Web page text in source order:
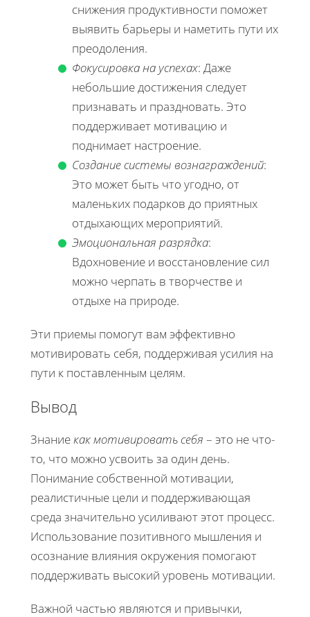
снижения продуктивности поможет
выявить барьеры и наметить пути их
преодоления.
Фокусировка на успехах: Даже
небольшие достижения следует
признавать и праздновать. Это
поддерживает мотивацию и
поднимает настроение.
Создание системы вознаграждений:
Это может быть что угодно, от
маленьких подарков до приятных
отдыхающих мероприятий.
Эмоциональная разрядка:
Вдохновение и восстановление сил
можно черпать в творчестве и
отдыхе на природе.
Эти приемы помогут вам эффективно
мотивировать себя, поддерживая усилия на
пути к поставленным целям.
Вывод
Знаниекак мотивировать себя – это не что-
то, что можно усвоить за один день.
Понимание собственной мотивации,
реалистичные цели и поддерживающая
среда значительно усиливают этот процесс.
Использование позитивного мышления и
осознание влияния окружения помогают
поддерживать высокий уровень мотивации.
Важной частью являются и привычки,